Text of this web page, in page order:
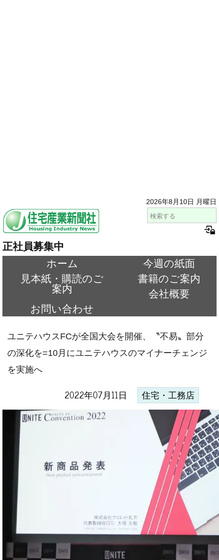
2026年8月10日 月曜日
正社員募集中
ホーム
今週の紙面
見本紙・購読のご
案内
書籍のご案内
会社概要
お問い合わせ
ユニテハウスFCが全国大会を開催、〝不易〟部分
の深化を=10月にユニテハウスのマイナーチェンジ
を実施へ
2022年07月11日 住宅・工務店